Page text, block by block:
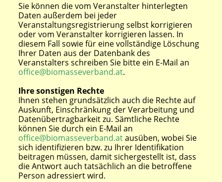
Sie können die vom Veranstalter hinterlegten
Daten außerdem bei jeder
Veranstaltungsregistrierung selbst korrigieren
oder vom Veranstalter korrigieren lassen. In
diesem Fall sowie für eine vollständige Löschung
Ihrer Daten aus der Datenbank des
Veranstalters schreiben Sie bitte ein E-Mail an
office@biomasseverband.at.
Ihre sonstigen Rechte
Ihnen stehen grundsätzlich auch die Rechte auf
Auskunft, Einschränkung der Verarbeitung und
Datenübertragbarkeit zu. Sämtliche Rechte
können Sie durch ein E-Mail an
office@biomasseverband.atausüben, wobei Sie
sich identifizieren bzw. zu Ihrer Identifikation
beitragen müssen, damit sichergestellt ist, dass
die Antwort auch tatsächlich an die betroffene
Person adressiert wird.